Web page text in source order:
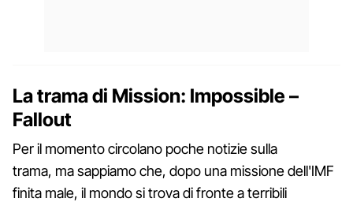
La trama di Mission: Impossible –
Fallout
Per il momento circolano poche notizie sulla
trama, ma sappiamo che, dopo una missione dell'IMF
finita male, il mondo si trova di fronte a terribili